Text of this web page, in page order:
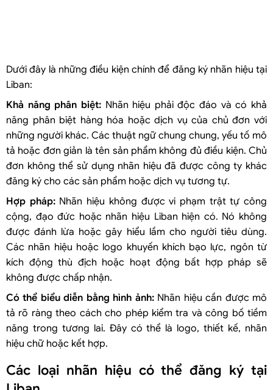
Dưới đây là những điều kiện chính để đăng ký nhãn hiệu tại
Liban:
Khả năng phân biệt:Nhãn hiệu phải độc đáo và có khả
năng phân biệt hàng hóa hoặc dịch vụ của chủ đơn với
những người khác. Các thuật ngữ chung chung, yếu tố mô
tả hoặc đơn giản là tên sản phẩm không đủ điều kiện. Chủ
đơn không thể sử dụng nhãn hiệu đã được công ty khác
đăng ký cho các sản phẩm hoặc dịch vụ tương tự.
Hợp pháp:Nhãn hiệu không được vi phạm trật tự công
cộng, đạo đức hoặc nhãn hiệu Liban hiện có. Nó không
được đánh lừa hoặc gây hiểu lầm cho người tiêu dùng.
Các nhãn hiệu hoặc logo khuyến khích bạo lực, ngôn từ
kích động thù địch hoặc hoạt động bất hợp pháp sẽ
không được chấp nhận.
Có thể biểu diễn bằng hình ảnh:Nhãn hiệu cần được mô
tả rõ ràng theo cách cho phép kiểm tra và công bố tiềm
năng trong tương lai. Đây có thể là logo, thiết kế, nhãn
hiệu chữ hoặc kết hợp.
Các loại nhãn hiệu có thể đăng ký tại